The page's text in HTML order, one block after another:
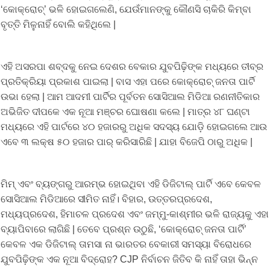
‘କୋକ୍ରୋଚ୍’ ଭଳି ହୋଇଗଲେଣି, ଯେଉଁମାନଙ୍କୁ କୌଣସି ଚାକିରି କିମ୍ବା
ବୃତ୍ତି ମିଳୁନାହିଁ ବୋଲି କହିଥିଲେ |
ଏହି ଅସରପା ଶବ୍ଦକୁ ନେଇ ଦେଶର ବେକାର ଯୁବପିଢ଼ିଙ୍କ ମଧ୍ୟରେ ତୀବ୍ର
ପ୍ରତିକ୍ରିୟା ପ୍ରକାଶ ପାଇଲା | ବାସ ଏହା ପରେ କୋକ୍ରୋଚ୍ ଜନତା ପାର୍ଟି
ଉଭା ହେଲା | ଆମ ଆଦମୀ ପାର୍ଟିର ପୂର୍ବତନ ସୋସିଆଲ ମିଡିଆ ରଣନୀତିକାର
ଅଭିଜିତ ଦୀପକେ ଏକ ନୂଆ ମଞ୍ଚର ଘୋଷଣା କଲେ | ମାତ୍ର ୪୮ ଘଣ୍ଟା
ମଧ୍ୟରେ ଏହି ପାର୍ଟରେ ୪୦ ହଜାରରୁ ଅଧିକ ସଦସ୍ୟ ଯୋଡ଼ି ହୋଇଗଲେ ଆଉ
ଏବେ ୩ ଲକ୍ଷ ୫୦ ହଜାର ପାର୍ କରିସାରିଛି | ଯାହା ବିଜେପି ଠାରୁ ଅଧିକ |
ମିମ୍ ଏବଂ ବ୍ୟଙ୍ଗରୁ ଆରମ୍ଭ ହୋଇଥିବା ଏହି ଡିଜିଟାଲ୍ ପାର୍ଟି ଏବେ କେବଳ
ସୋସିଆଲ ମିଡିଆରେ ସୀମିତ ନାହିଁ। ବିହାର, ଉତ୍ତରପ୍ରଦେଶ,
ମଧ୍ୟପ୍ରଦେଶ, ହିମାଚଳ ପ୍ରଦେଶ ଏବଂ ଜମ୍ମୁ-କାଶ୍ମୀର ଭଳି ରାଜ୍ୟକୁ ଏହା
ବ୍ୟାପିବାରେ ଲାଗିଛି | ତେବେ ପ୍ରଶ୍ନ ଉଠୁଛି, ‘କୋକ୍ରୋଚ୍ ଜନତା ପାର୍ଟି’
କେବଳ ଏକ ଡିଜିଟାଲ୍ ତାମସା ନା ଭାରତର ବେକାରୀ ସମସ୍ୟା ବିରୋଧରେ
ଯୁବପିଢ଼ିଙ୍କ ଏକ ନୂଆ ବିଦ୍ରୋହ? CJP ନିର୍ବାଚନ ଜିତିବ କି ନାହିଁ ତାହା ଭିନ୍ନ